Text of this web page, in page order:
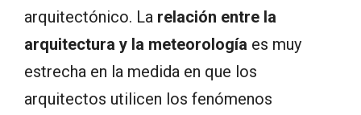
arquitectónico. La relación entre la
arquitectura y la meteorología es muy
estrecha en la medida en que los
arquitectos utilicen los fenómenos